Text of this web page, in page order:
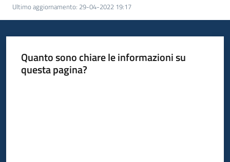
Ultimo aggiornamento: 29-04-2022 19:17
Quanto sono chiare le informazioni su
questa pagina?